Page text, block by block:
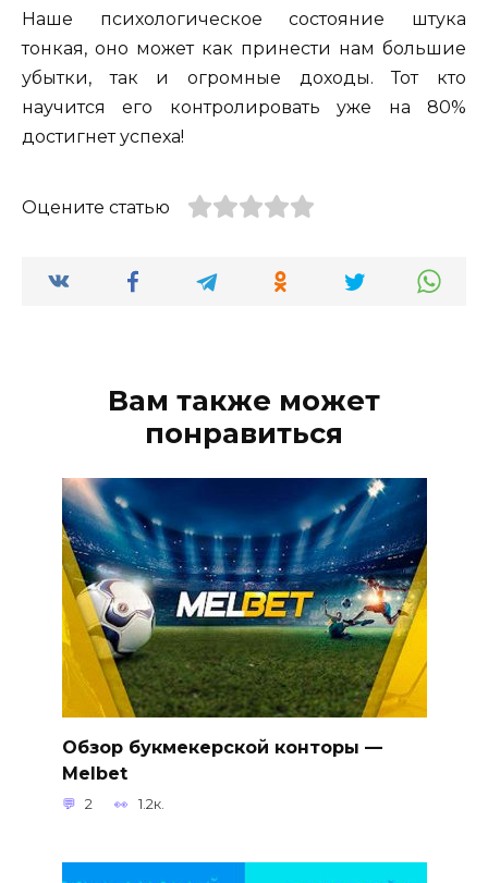
Наше психологическое состояние штука
тонкая, оно может как принести нам большие
убытки, так и огромные доходы. Тот кто
научится его контролировать уже на 80%
достигнет успеха!
Оцените статью
Вам также может
понравиться
Обзор букмекерской конторы —
Melbet
2 1.2к.